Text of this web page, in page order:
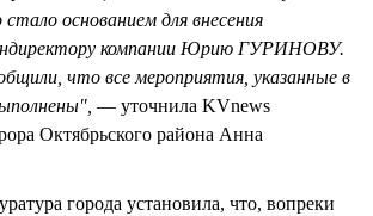
основанием для внесения
компании Юрию ГУРИНОВУ.
что все мероприятия, указанные в
— уточнила KVnews
Октябрьского района Анна
города установила, что, вопреки